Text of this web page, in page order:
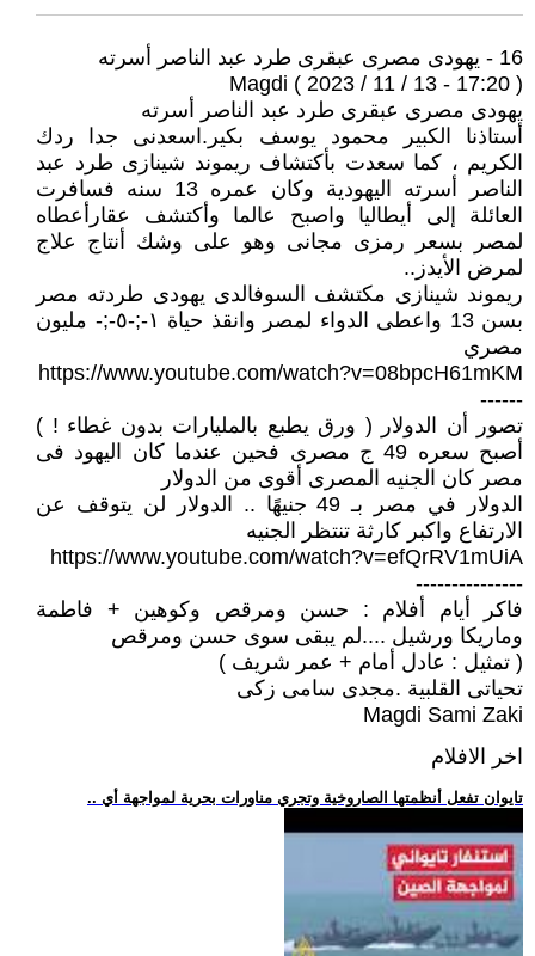
16 - يهودى مصرى عبقرى طرد عبد الناصر أسرته
Magdi ( 2023 / 11 / 13 - 17:20 )
يهودى مصرى عبقرى طرد عبد الناصر أسرته
أستاذنا الكبير محمود يوسف بكير.اسعدنى جدا ردك
الكريم ، كما سعدت بأكتشاف ريموند شينازى طرد عبد
الناصر أسرته اليهودية وكان عمره 13 سنه فسافرت
العائلة إلى أيطاليا واصبح عالما وأكتشف عقارأعطاه
لمصر بسعر رمزى مجانى وهو على وشك أنتاج علاج
لمرض الأيدز..
ريموند شينازى مكتشف السوفالدى يهودى طردته مصر
بسن 13 واعطى الدواء لمصر وانقذ حياة ١-;-٥-;- مليون
مصري
https://www.youtube.com/watch?v=08bpcH61mKM
------
تصور أن الدولار ( ورق يطبع بالمليارات بدون غطاء ! )
أصبح سعره 49 ج مصرى فحين عندما كان اليهود فى
مصر كان الجنيه المصرى أقوى من الدولار
الدولار في مصر بـ 49 جنيهًا .. الدولار لن يتوقف عن
الارتفاع واكبر كارثة تنتظر الجنيه
https://www.youtube.com/watch?v=efQrRV1mUiA
---------------
فاكر أيام أفلام : حسن ومرقص وكوهين + فاطمة
وماريكا ورشيل ....لم يبقى سوى حسن ومرقص
( تمثيل : عادل أمام + عمر شريف )
تحياتى القلبية .مجدى سامى زكى
Magdi Sami Zaki
اخر الافلام
.. تايوان تفعل أنظمتها الصاروخية وتجري مناورات بحرية لمواجهة أي